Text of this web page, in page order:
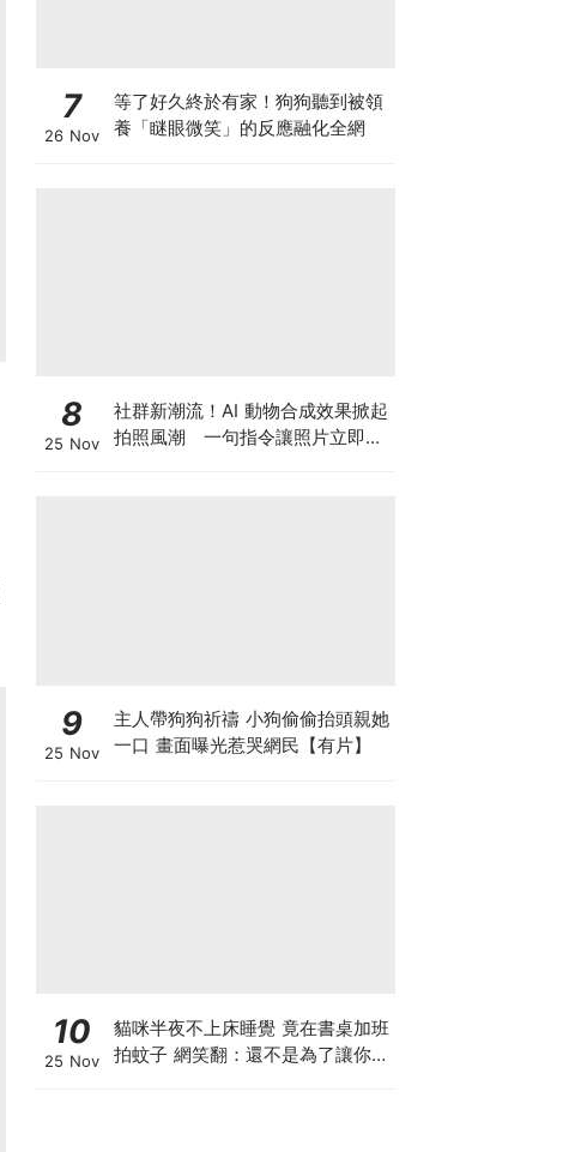
7
26 Nov
等了好久終於有家！狗狗聽到被領
養「瞇眼微笑」的反應融化全網
8
25 Nov
社群新潮流！AI 動物合成效果掀起
拍照風潮 一句指令讓照片立即升
9
25 Nov
主人帶狗狗祈禱 小狗偷偷抬頭親她
一口 畫面曝光惹哭網民【有片】
10
25 Nov
貓咪半夜不上床睡覺 竟在書桌加班
拍蚊子 網笑翻：還不是為了讓你睡